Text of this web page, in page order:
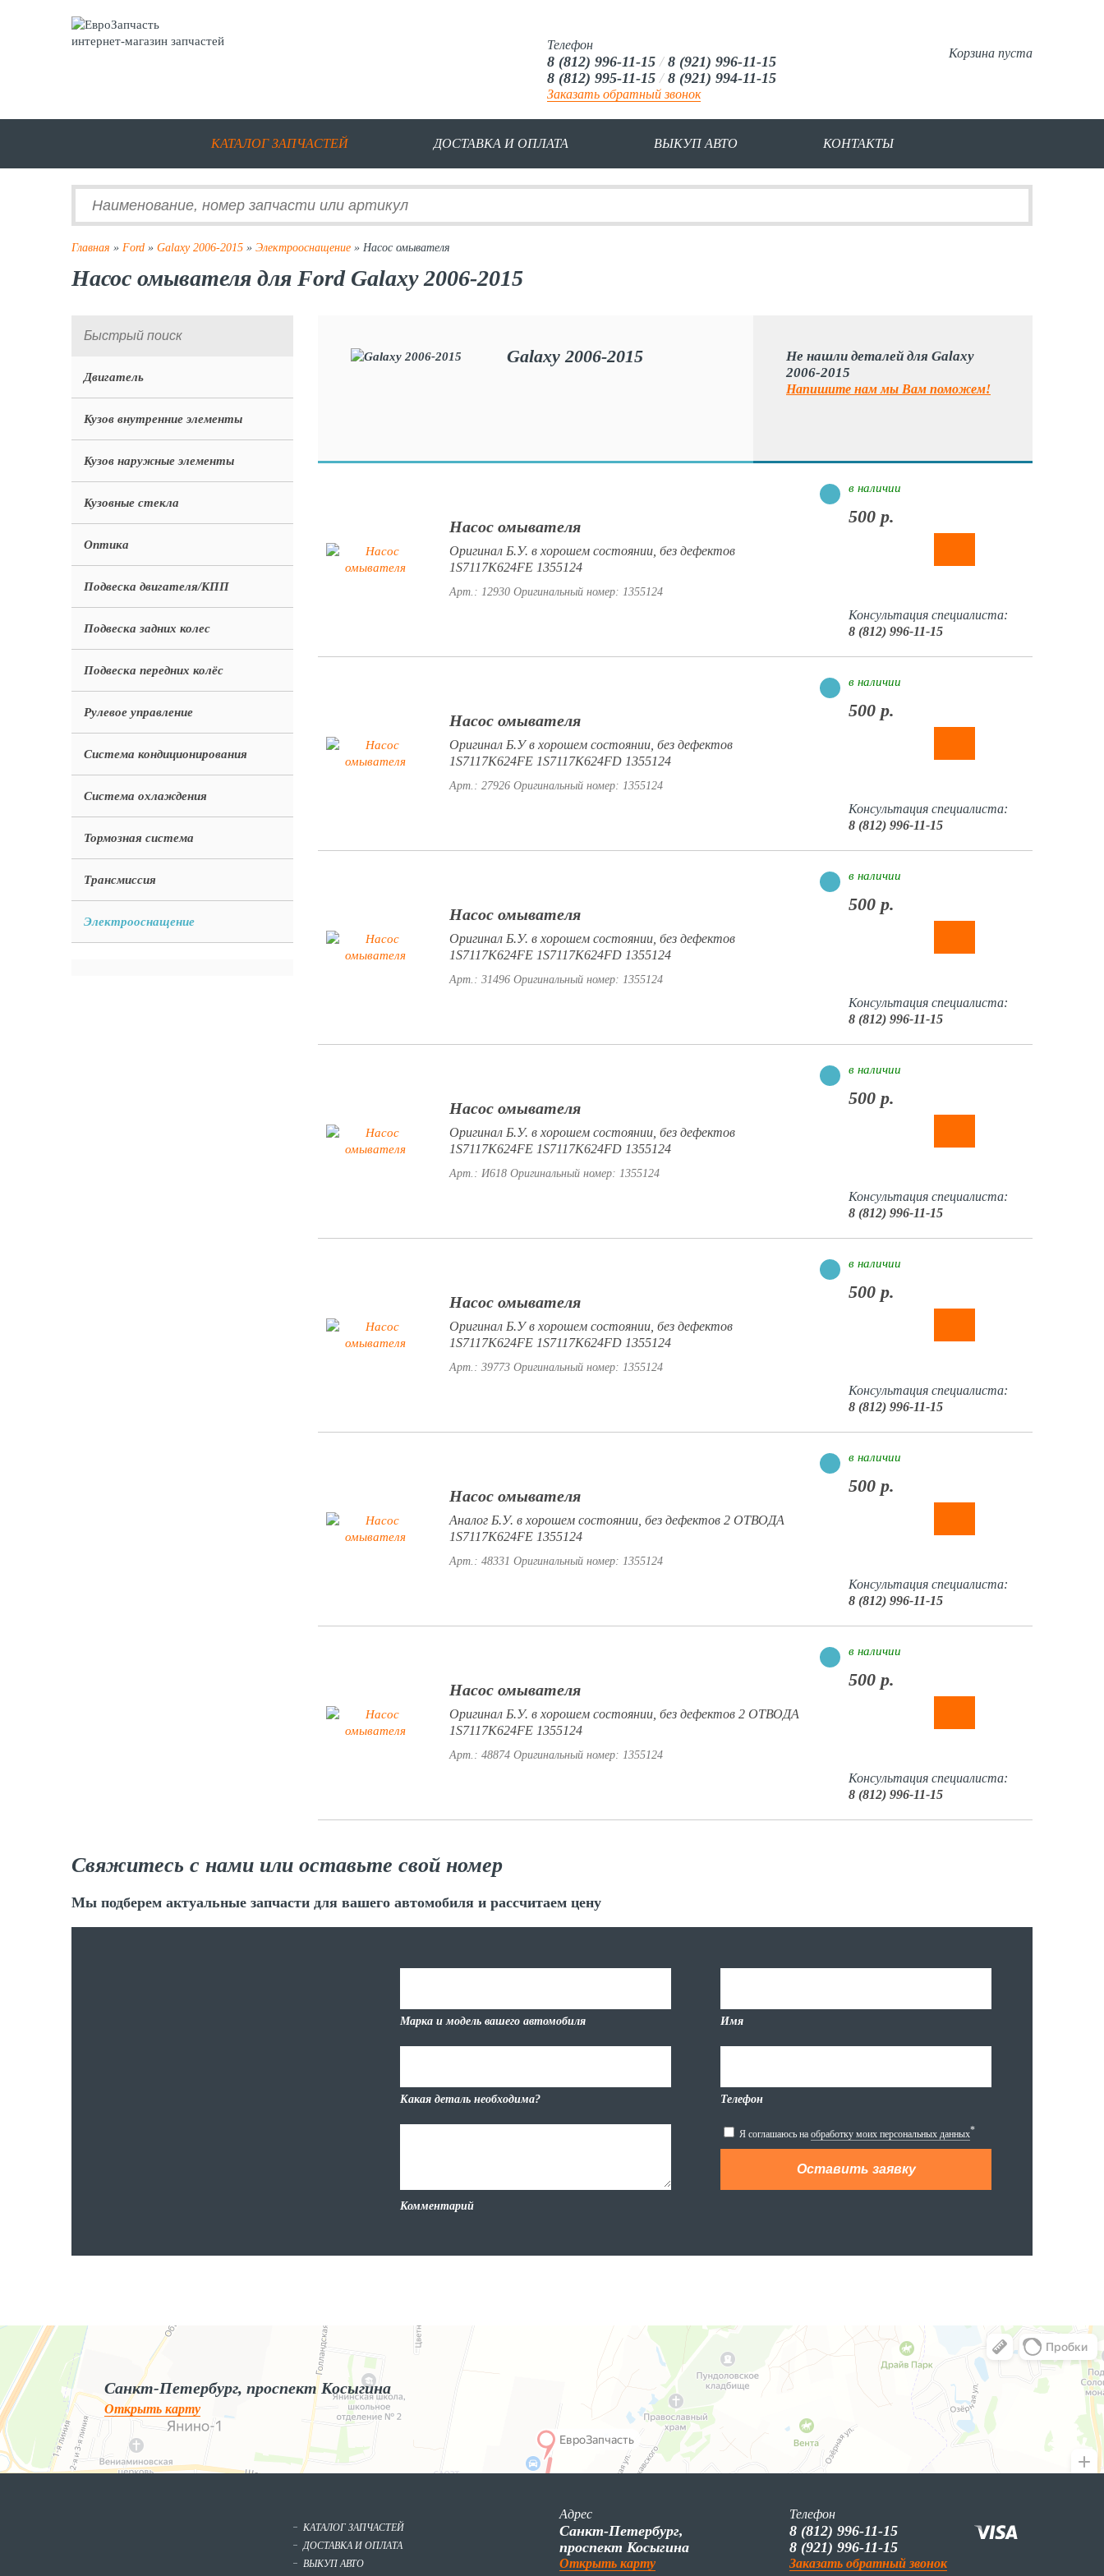
интернет-магазин запчастей
Корзина пуста
Телефон
8 (812) 996-11-15 / 8 (921) 996-11-15
8 (812) 995-11-15 / 8 (921) 994-11-15
Заказать обратный звонок
КАТАЛОГ ЗАПЧАСТЕЙ ДОСТАВКА И ОПЛАТА ВЫКУП АВТО КОНТАКТЫ
Главная » Ford » Galaxy 2006-2015 » Электрооснащение » Насос омывателя
Насос омывателя для Ford Galaxy 2006-2015
Двигатель
Кузов внутренние элементы
Кузов наружные элементы
Кузовные стекла
Оптика
Подвеска двигателя/КПП
Подвеска задних колес
Подвеска передних колёс
Рулевое управление
Система кондиционирования
Система охлаждения
Тормозная система
Трансмиссия
Электрооснащение
Galaxy 2006-2015
Не нашли деталей для Galaxy
2006-2015
Напишите нам мы Вам поможем!
Насос омывателя
Оригинал Б.У. в хорошем состоянии, без дефектов
1S7117K624FE 1355124
Арт.: 12930 Оригинальный номер: 1355124
в наличии
500 р.
Консультация специалиста:
8 (812) 996-11-15
Насос омывателя
Оригинал Б.У в хорошем состоянии, без дефектов
1S7117K624FE 1S7117K624FD 1355124
Арт.: 27926 Оригинальный номер: 1355124
в наличии
500 р.
Консультация специалиста:
8 (812) 996-11-15
Насос омывателя
Оригинал Б.У. в хорошем состоянии, без дефектов
1S7117K624FE 1S7117K624FD 1355124
Арт.: 31496 Оригинальный номер: 1355124
в наличии
500 р.
Консультация специалиста:
8 (812) 996-11-15
Насос омывателя
Оригинал Б.У. в хорошем состоянии, без дефектов
1S7117K624FE 1S7117K624FD 1355124
Арт.: И618 Оригинальный номер: 1355124
в наличии
500 р.
Консультация специалиста:
8 (812) 996-11-15
Насос омывателя
Оригинал Б.У в хорошем состоянии, без дефектов
1S7117K624FE 1S7117K624FD 1355124
Арт.: 39773 Оригинальный номер: 1355124
в наличии
500 р.
Консультация специалиста:
8 (812) 996-11-15
Насос омывателя
Аналог Б.У. в хорошем состоянии, без дефектов 2 ОТВОДА
1S7117K624FE 1355124
Арт.: 48331 Оригинальный номер: 1355124
в наличии
500 р.
Консультация специалиста:
8 (812) 996-11-15
Насос омывателя
Оригинал Б.У. в хорошем состоянии, без дефектов 2 ОТВОДА
1S7117K624FE 1355124
Арт.: 48874 Оригинальный номер: 1355124
в наличии
500 р.
Консультация специалиста:
8 (812) 996-11-15
Свяжитесь с нами или оставьте свой номер
Мы подберем актуальные запчасти для вашего автомобиля и рассчитаем цену
Марка и модель вашего автомобиля
Какая деталь необходима?
Комментарий
Имя
Телефон
Я соглашаюсь на обработку моих персональных данных*
Яндекс.Карты
Яндекс.Карты — поиск мест и адресов, городской транспорт
Санкт-Петербург, проспект Косыгина
Открыть карту
КАТАЛОГ ЗАПЧАСТЕЙ
ДОСТАВКА И ОПЛАТА
ВЫКУП АВТО
Телефон
8 (812) 996-11-15
8 (921) 996-11-15
Заказать обратный звонок
Адрес
Санкт-Петербург,
проспект Косыгина
Открыть карту